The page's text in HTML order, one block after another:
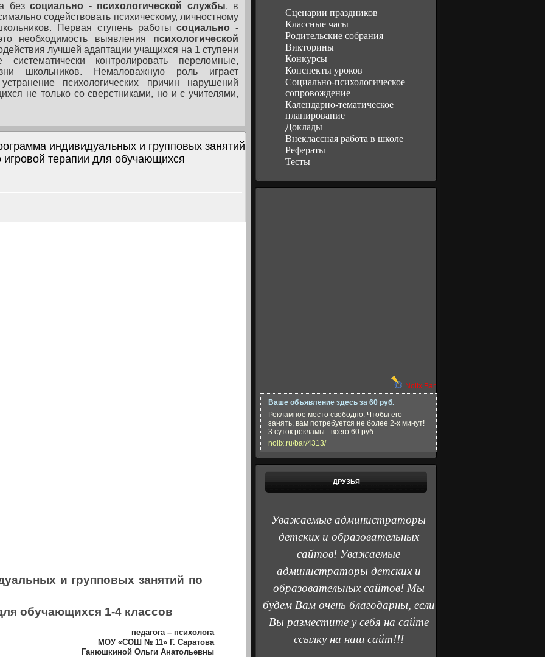
без социально - психологической службы, в
содействовать психическому, личностному
Первая ступень работысоциально -
необходимость выявления психологической
лучшей адаптации учащихся на 1 ступени
контролировать переломные,
школьников. Немаловажную роль играет
психологических причин нарушений
не только со сверстниками, но и с учителями,
индивидуальных и групповых занятий
игровой терапии для обучающихся
и групповых занятий по
обучающихся 1-4 классов
педагога – психолога
МОУ «СОШ № 11» Г. Саратова
Ганюшкиной Ольги Анатольевны
Сценарии праздников
Классные часы
Родительские собрания
Викторины
Конкурсы
Конспекты уроков
Социально-психологическое
сопровождение
Календарно-тематическое
планирование
Доклады
Внеклассная работа в школе
Рефераты
Тесты
Nolix Bar
Ваше объявление здесь за 60 руб.
Рекламное место свободно. Чтобы его
занять, вам потребуется не более 2-х минут!
3 суток рекламы - всего 60 руб.
nolix.ru/bar/4313/
ДРУЗЬЯ
Уважаемые администраторы
детских и образовательных
сайтов! Уважаемые
администраторы детских и
образовательных сайтов! Мы
будем Вам очень благодарны, если
Вы разместите у себя на сайте
ссылку на наш сайт!!!